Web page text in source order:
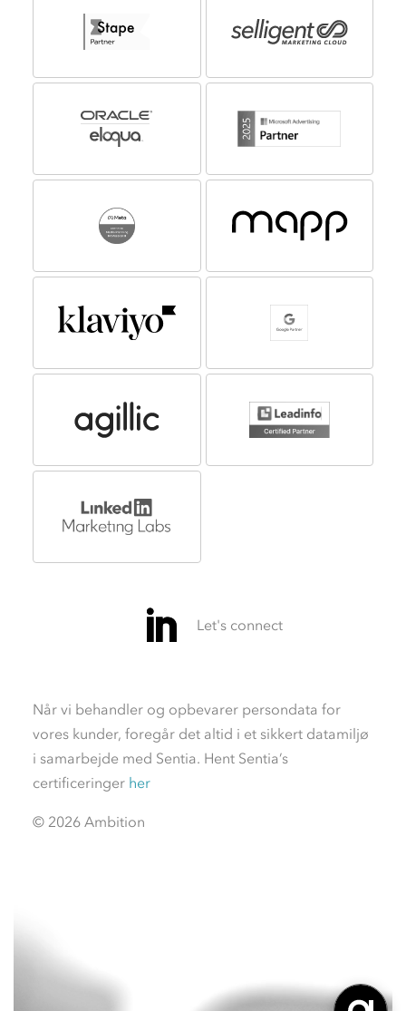
Når vi behandler og opbevarer persondata for
vores kunder, foregår det altid i et sikkert datamiljø
i samarbejde med Sentia. Hent Sentia’s
certificeringer her
© 2026 Ambition